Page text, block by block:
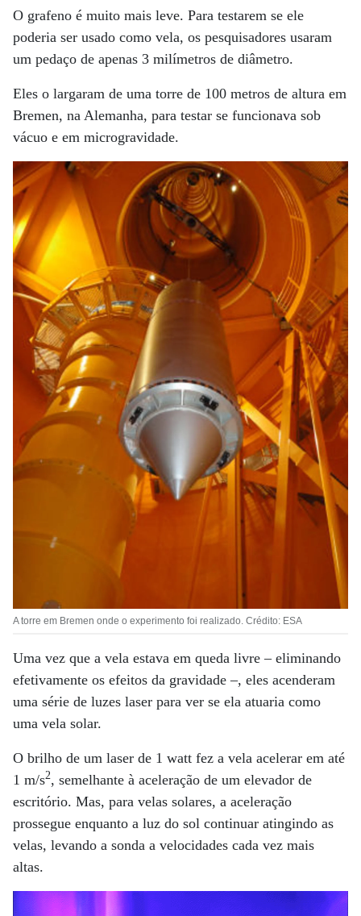
O grafeno é muito mais leve. Para testarem se ele
poderia ser usado como vela, os pesquisadores usaram
um pedaço de apenas 3 milímetros de diâmetro.
Eles o largaram de uma torre de 100 metros de altura em
Bremen, na Alemanha, para testar se funcionava sob
vácuo e em microgravidade.
A torre em Bremen onde o experimento foi realizado. Crédito: ESA
Uma vez que a vela estava em queda livre – eliminando
efetivamente os efeitos da gravidade –, eles acenderam
uma série de luzes laser para ver se ela atuaria como
uma vela solar.
O brilho de um laser de 1 watt fez a vela acelerar em até
1 m/s2, semelhante à aceleração de um elevador de
escritório. Mas, para velas solares, a aceleração
prossegue enquanto a luz do sol continuar atingindo as
velas, levando a sonda a velocidades cada vez mais
altas.